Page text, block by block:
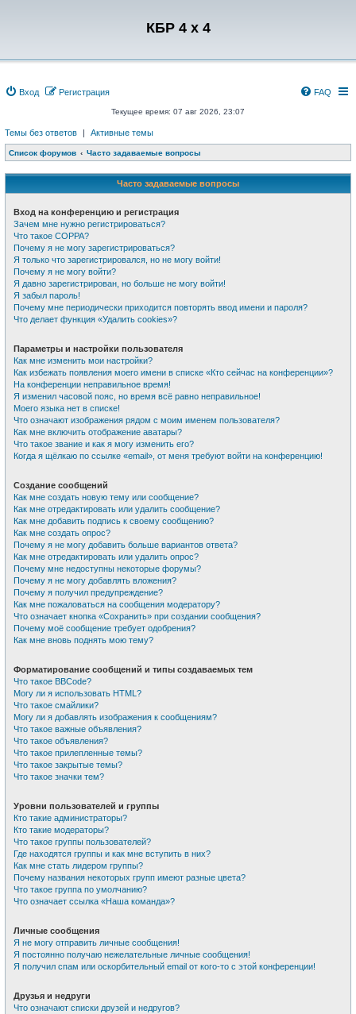
КБР 4 x 4
Вход Регистрация FAQ
Текущее время: 07 авг 2026, 23:07
Темы без ответов | Активные темы
Список форумов Часто задаваемые вопросы
Часто задаваемые вопросы
Вход на конференцию и регистрация
Зачем мне нужно регистрироваться?
Что такое COPPA?
Почему я не могу зарегистрироваться?
Я только что зарегистрировался, но не могу войти!
Почему я не могу войти?
Я давно зарегистрирован, но больше не могу войти!
Я забыл пароль!
Почему мне периодически приходится повторять ввод имени и пароля?
Что делает функция «Удалить cookies»?
Параметры и настройки пользователя
Как мне изменить мои настройки?
Как избежать появления моего имени в списке «Кто сейчас на конференции»?
На конференции неправильное время!
Я изменил часовой пояс, но время всё равно неправильное!
Моего языка нет в списке!
Что означают изображения рядом с моим именем пользователя?
Как мне включить отображение аватары?
Что такое звание и как я могу изменить его?
Когда я щёлкаю по ссылке «email», от меня требуют войти на конференцию!
Создание сообщений
Как мне создать новую тему или сообщение?
Как мне отредактировать или удалить сообщение?
Как мне добавить подпись к своему сообщению?
Как мне создать опрос?
Почему я не могу добавить больше вариантов ответа?
Как мне отредактировать или удалить опрос?
Почему мне недоступны некоторые форумы?
Почему я не могу добавлять вложения?
Почему я получил предупреждение?
Как мне пожаловаться на сообщения модератору?
Что означает кнопка «Сохранить» при создании сообщения?
Почему моё сообщение требует одобрения?
Как мне вновь поднять мою тему?
Форматирование сообщений и типы создаваемых тем
Что такое BBCode?
Могу ли я использовать HTML?
Что такое смайлики?
Могу ли я добавлять изображения к сообщениям?
Что такое важные объявления?
Что такое объявления?
Что такое прилепленные темы?
Что такое закрытые темы?
Что такое значки тем?
Уровни пользователей и группы
Кто такие администраторы?
Кто такие модераторы?
Что такое группы пользователей?
Где находятся группы и как мне вступить в них?
Как мне стать лидером группы?
Почему названия некоторых групп имеют разные цвета?
Что такое группа по умолчанию?
Что означает ссылка «Наша команда»?
Личные сообщения
Я не могу отправить личные сообщения!
Я постоянно получаю нежелательные личные сообщения!
Я получил спам или оскорбительный email от кого-то с этой конференции!
Друзья и недруги
Что означают списки друзей и недругов?